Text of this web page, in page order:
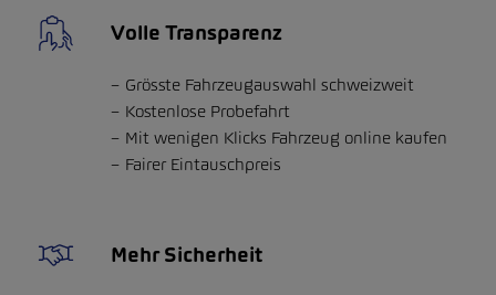
Volle Transparenz
Grösste Fahrzeugauswahl schweizweit
Kostenlose Probefahrt
Mit wenigen Klicks Fahrzeug online kaufen
Fairer Eintauschpreis
Mehr Sicherheit